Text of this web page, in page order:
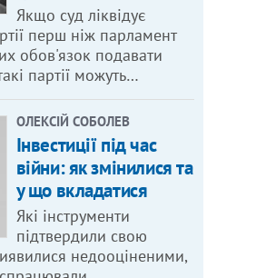
Якщо суд ліквідує
перш ніж парламент
обов'язок подавати
партії можуть…
ОЛЕКСІЙ СОБОЛЕВ
Інвестиції під час
війни: як змінилися та
у що вкладатися
Які інструменти
підтвердили свою
недооціненими,